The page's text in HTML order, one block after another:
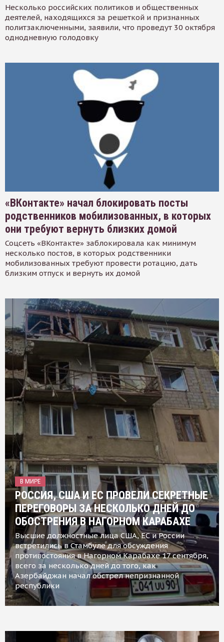
Несколько российских политиков и общественных
деятелей, находящихся за решеткой и признанных
политзаключенными, заявили, что проведут 30 октября
однодневную голодовку
«ВКонтакте» начал блокировать посты
родственников мобилизованных, в которых
они требуют вернуть близких домой
Соцсеть «ВКонтакте» заблокировала как минимум
несколько постов, в которых родственники
мобилизованных требуют провести ротацию, дать
близким отпуск и вернуть их домой
В МИРЕ
РОССИЯ, США И ЕС ПРОВЕЛИ СЕКРЕТНЫЕ
ПЕРЕГОВОРЫ ЗА НЕСКОЛЬКО ДНЕЙ ДО
ОБОСТРЕНИЯ В НАГОРНОМ КАРАБАХЕ
Высшие должностные лица США, ЕС и России
встретились в Стамбуле для обсуждения
противостояния в Нагорном Карабахе 17 сентября,
всего за несколько дней до того, как
Азербайджан начал обстрел непризнанной
республики